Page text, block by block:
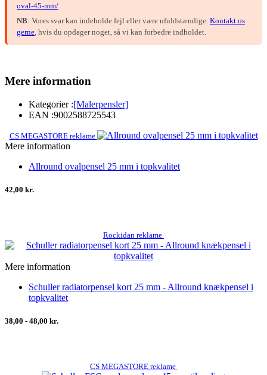
oval-45-mm/
NB: Vores svar kan indeholde fejl eller være ufuldstændige. Kontakt os
gerne , hvis du opdager noget, så vi kan forbedre indholdet.
Mere information
Kategorier :[Malerpensler]
EAN :9002588725543
CS MEGASTORE reklame
Mere information
Allround ovalpensel 25 mm i topkvalitet
42,00 kr.
Rockidan reklame
Mere information
Schuller radiatorpensel kort 25 mm - Allround knækpensel i
topkvalitet
38,00 - 48,00 kr.
CS MEGASTORE reklame